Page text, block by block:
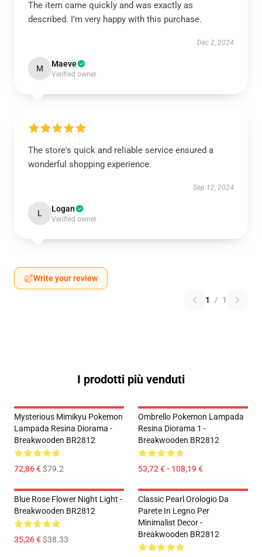
The item came quickly and was exactly as
described. I’m very happy with this purchase.
Dec 2, 2024
M Maeve
Verified owner
The store's quick and reliable service ensured a
wonderful shopping experience.
Sep 12, 2024
L Logan
Verified owner
Write your review
1 / 1
I prodotti più venduti
Mysterious Mimikyu Pokemon
Lampada Resina Diorama -
Breakwooden BR2812
72,86 €$79.2
Ombrello Pokemon Lampada
Resina Diorama 1 -
Breakwooden BR2812
53,72 € - 108,19 €
Blue Rose Flower Night Light -
Breakwooden BR2812
35,26 €$38.33
Classic Pearl Orologio Da
Parete In Legno Per
Minimalist Decor -
Breakwooden BR2812